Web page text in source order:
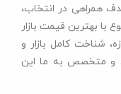
همراهی در انتخاب،
بهترین قیمت بازار
در این حوزه، شناخت کامل بازار و
و متخصص به ما این